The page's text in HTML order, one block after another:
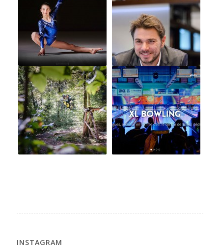
INSTAGRAM